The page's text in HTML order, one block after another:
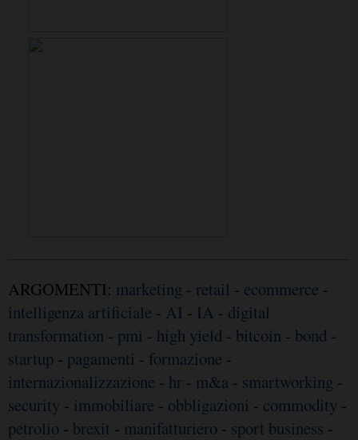
ARGOMENTI: marketing - retail - ecommerce -
intelligenza artificiale - AI - IA - digital
transformation - pmi - high yield - bitcoin - bond -
startup - pagamenti - formazione -
internazionalizzazione - hr - m&a - smartworking -
security - immobiliare - obbligazioni - commodity -
petrolio - brexit - manifatturiero - sport business -